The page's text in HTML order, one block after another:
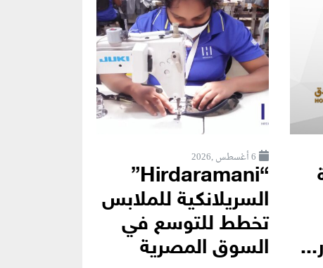
6 أغسطس ,2026
“Hirdaramani”
السريلانكية للملابس
تخطط للتوسع في
السوق المصرية